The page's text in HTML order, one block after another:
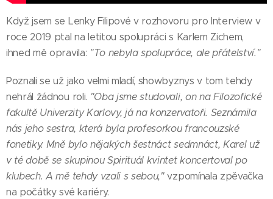
Když jsem se Lenky Filipové v rozhovoru pro Interview v
roce 2019 ptal na letitou spolupráci s Karlem Zichem,
ihned mě opravila: "To nebyla spolupráce, ale přátelství."
Poznali se už jako velmi mladí, showbyznys v tom tehdy
nehrál žádnou roli. "Oba jsme studovali, on na Filozofické
fakultě Univerzity Karlovy, já na konzervatoři. Seznámila
nás jeho sestra, která byla profesorkou francouzské
fonetiky. Mně bylo nějakých šestnáct sedmnáct, Karel už
v té době se skupinou Spirituál kvintet koncertoval po
klubech. A mě tehdy vzali s sebou,"vzpomínala zpěvačka
na počátky své kariéry.